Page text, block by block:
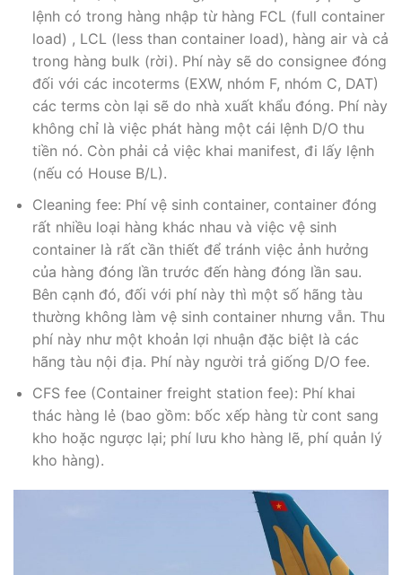
lệnh có trong hàng nhập từ hàng FCL (full container
load) , LCL (less than container load), hàng air và cả
trong hàng bulk (rời). Phí này sẽ do consignee đóng
đối với các incoterms (EXW, nhóm F, nhóm C, DAT)
các terms còn lại sẽ do nhà xuất khẩu đóng. Phí này
không chỉ là việc phát hàng một cái lệnh D/O thu
tiền nó. Còn phải cả việc khai manifest, đi lấy lệnh
(nếu có House B/L).
Cleaning fee: Phí vệ sinh container, container đóng
rất nhiều loại hàng khác nhau và việc vệ sinh
container là rất cần thiết để tránh việc ảnh hưởng
của hàng đóng lần trước đến hàng đóng lần sau.
Bên cạnh đó, đối với phí này thì một số hãng tàu
thường không làm vệ sinh container nhưng vẫn. Thu
phí này như một khoản lợi nhuận đặc biệt là các
hãng tàu nội địa. Phí này người trả giống D/O fee.
CFS fee (Container freight station fee): Phí khai
thác hàng lẻ (bao gồm: bốc xếp hàng từ cont sang
kho hoặc ngược lại; phí lưu kho hàng lẽ, phí quản lý
kho hàng).